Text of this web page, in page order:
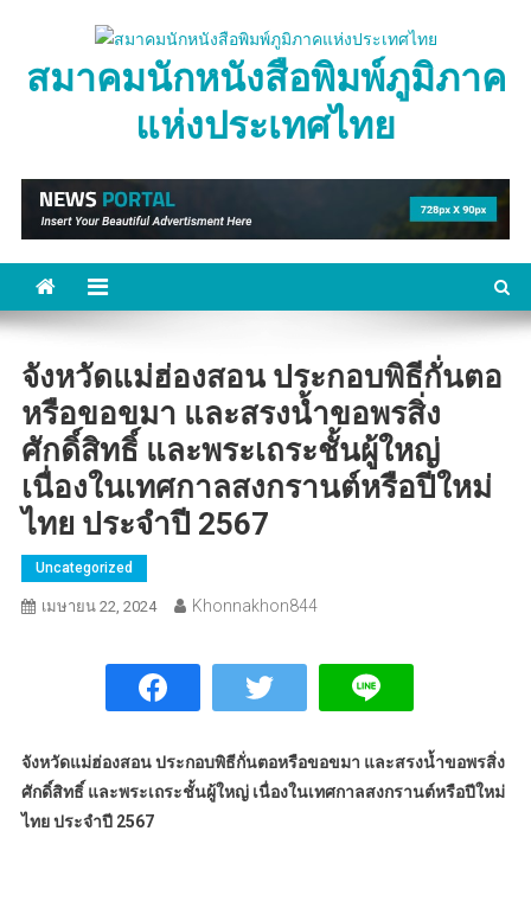
contentสมาคมนักหนังสือพิมพ์ภูมิภาค
แห่งประเทศไทย
จังหวัดแม่ฮ่องสอน ประกอบพิธีกั่นตอ
หรือขอขมา และสรงน้ำขอพรสิ่ง
ศักดิ์สิทธิ์ และพระเถระชั้นผู้ใหญ่
เนื่องในเทศกาลสงกรานต์หรือปีใหม่
ไทย ประจำปี 2567
Uncategorized
เมษายน 22, 2024 Khonnakhon844
จังหวัดแม่ฮ่องสอน ประกอบพิธีกั่นตอหรือขอขมา และสรงน้ำขอพรสิ่ง
ศักดิ์สิทธิ์ และพระเถระชั้นผู้ใหญ่ เนื่องในเทศกาลสงกรานต์หรือปีใหม่
ไทย ประจำปี 2567